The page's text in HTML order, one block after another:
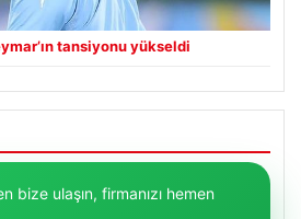
tansiyonu yükseldi
bize ulaşın, firmanızı hemen